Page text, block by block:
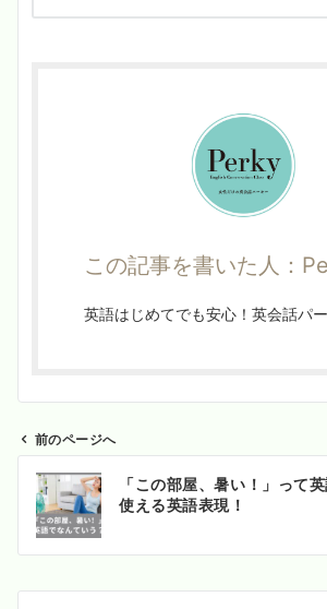
この記事を書いた人：
英語はじめてでも安心！英会話パー
ビ
前のページへ
「この部屋、暑い！」って
使える英語表現！